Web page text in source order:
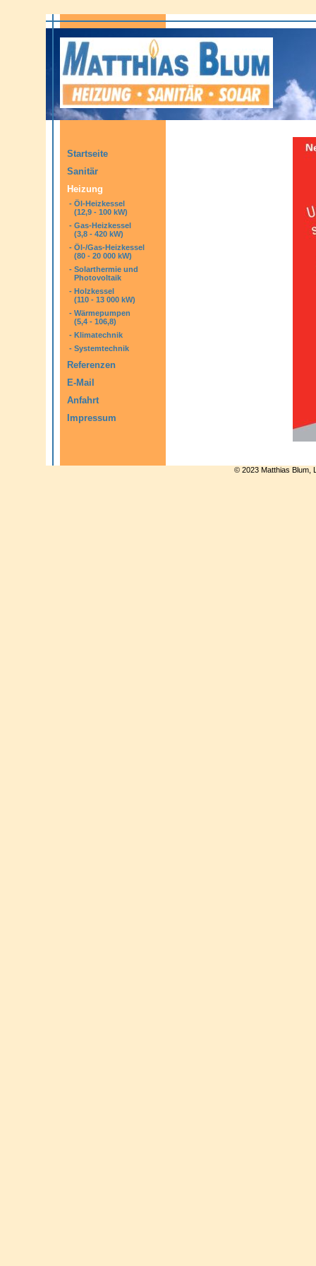
Startseite
Sanitär
Heizung
- Öl-Heizkessel
(12,9 - 100 kW)
- Gas-Heizkessel
(3,8 - 420 kW)
- Öl-/Gas-Heizkessel
(80 - 20 000 kW)
- Solarthermie und
Photovoltaik
- Holzkessel
(110 - 13 000 kW)
- Wärmepumpen
(5,4 - 106,8)
- Klimatechnik
- Systemtechnik
Referenzen
E-Mail
Anfahrt
Impressum
© 2023 Matthias Blum,